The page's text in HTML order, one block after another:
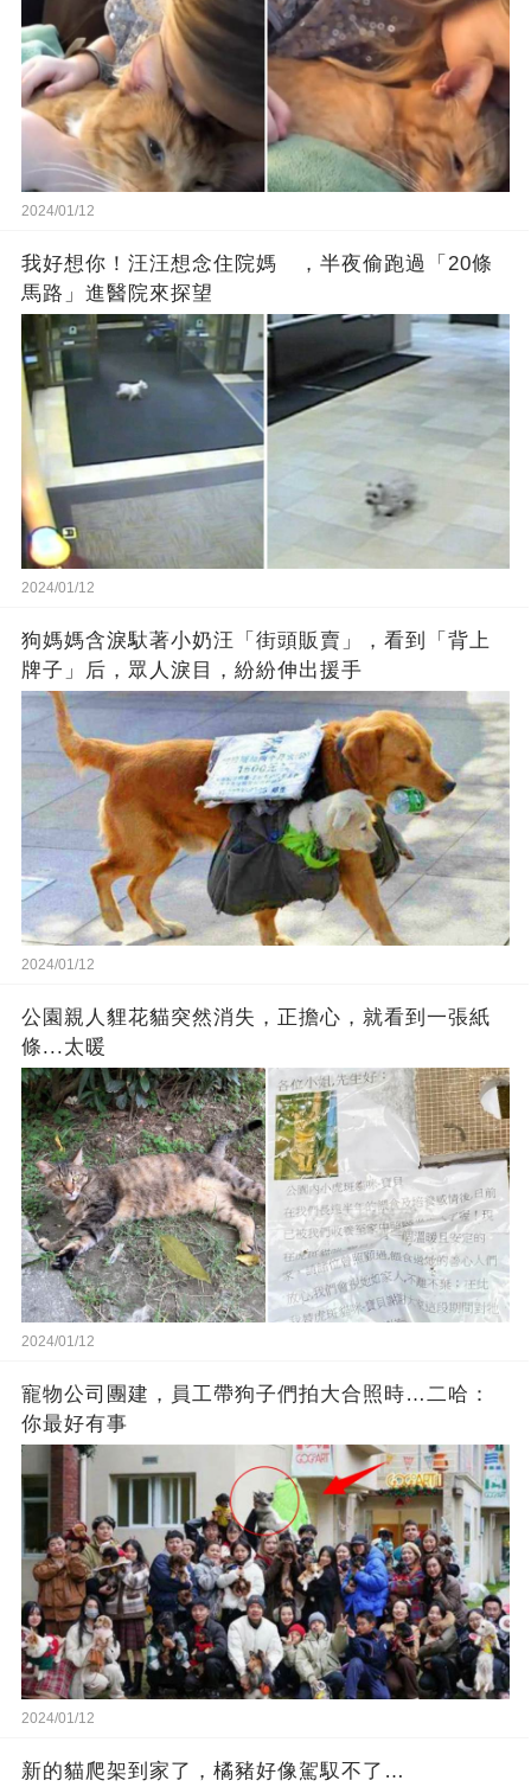
2024/01/12
我好想你！汪汪想念住院媽 ，半夜偷跑過「20條
馬路」進醫院來探望
2024/01/12
狗媽媽含淚馱著小奶汪「街頭販賣」，看到「背上
牌子」后，眾人淚目，紛紛伸出援手
2024/01/12
公園親人貍花貓突然消失，正擔心，就看到一張紙
條...太暖
2024/01/12
寵物公司團建，員工帶狗子們拍大合照時…二哈：
你最好有事
2024/01/12
新的貓爬架到家了，橘豬好像駕馭不了…